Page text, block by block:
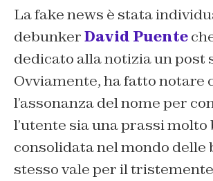
La fake news è stata
debunkerDavid Puente
dedicato alla notizia un post
Ovviamente, ha fatto notare
l’assonanza del nome per
l’utente sia una prassi molto
consolidata nel mondo delle
stesso vale per il